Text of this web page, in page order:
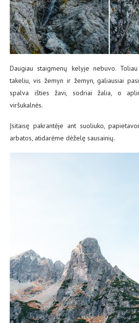
Daugiau staigmenų kelyje nebuvo.
takeliu, vis žemyn ir žemyn, galiausiai
spalva išties žavi, sodriai žalia, o
viršukalnės.
Įsitaisę pakrantėje ant suoliuko,
arbatos, atidarėme dėželę sausainių.